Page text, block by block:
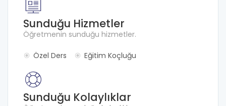
Sunduğu Hizmetler
Öğretmenin sunduğu hizmetler.
Özel Ders Eğitim Koçluğu
Sunduğu Kolaylıklar